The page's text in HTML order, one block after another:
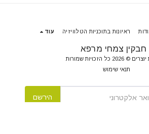
חבקין צמחי מרפא
© 2026 כל הזכויות שמורות
תנאי שימוש
ראיונות בתוכניות הטלוויזיה עוד
הירשם